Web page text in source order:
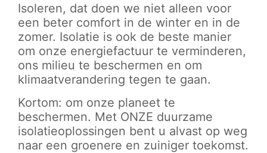
Isoleren, dat doen we niet alleen voor
een beter comfort in de winter en in de
zomer. Isolatie is ook de beste manier
om onze energiefactuur te verminderen,
ons milieu te beschermen en om
klimaatverandering tegen te gaan.
Kortom: om onze planeet te
beschermen. Met ONZE duurzame
isolatieoplossingen bent u alvast op weg
naar een groenere en zuiniger toekomst.